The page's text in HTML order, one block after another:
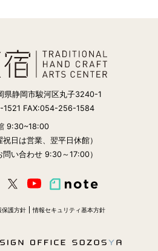
県静岡市駿河区丸子3240-1
FAX:054-256-1584
9:30~18:00
日は営業、翌平日休館）
問い合わせ 9:30～17:00）
保護方針 情報セキュリティ基本方針